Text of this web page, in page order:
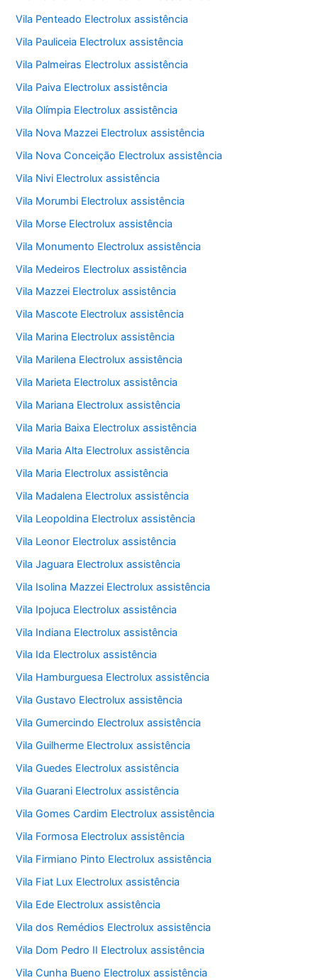
Vila Penteado Electrolux assistência
Vila Pauliceia Electrolux assistência
Vila Palmeiras Electrolux assistência
Vila Paiva Electrolux assistência
Vila Olímpia Electrolux assistência
Vila Nova Mazzei Electrolux assistência
Vila Nova Conceição Electrolux assistência
Vila Nivi Electrolux assistência
Vila Morumbi Electrolux assistência
Vila Morse Electrolux assistência
Vila Monumento Electrolux assistência
Vila Medeiros Electrolux assistência
Vila Mazzei Electrolux assistência
Vila Mascote Electrolux assistência
Vila Marina Electrolux assistência
Vila Marilena Electrolux assistência
Vila Marieta Electrolux assistência
Vila Mariana Electrolux assistência
Vila Maria Baixa Electrolux assistência
Vila Maria Alta Electrolux assistência
Vila Maria Electrolux assistência
Vila Madalena Electrolux assistência
Vila Leopoldina Electrolux assistência
Vila Leonor Electrolux assistência
Vila Jaguara Electrolux assistência
Vila Isolina Mazzei Electrolux assistência
Vila Ipojuca Electrolux assistência
Vila Indiana Electrolux assistência
Vila Ida Electrolux assistência
Vila Hamburguesa Electrolux assistência
Vila Gustavo Electrolux assistência
Vila Gumercindo Electrolux assistência
Vila Guilherme Electrolux assistência
Vila Guedes Electrolux assistência
Vila Guarani Electrolux assistência
Vila Gomes Cardim Electrolux assistência
Vila Formosa Electrolux assistência
Vila Firmiano Pinto Electrolux assistência
Vila Fiat Lux Electrolux assistência
Vila Ede Electrolux assistência
Vila dos Remédios Electrolux assistência
Vila Dom Pedro II Electrolux assistência
Vila Cunha Bueno Electrolux assistência